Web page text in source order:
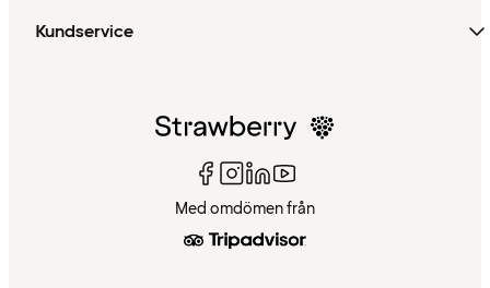
Kundservice
Med omdömen från